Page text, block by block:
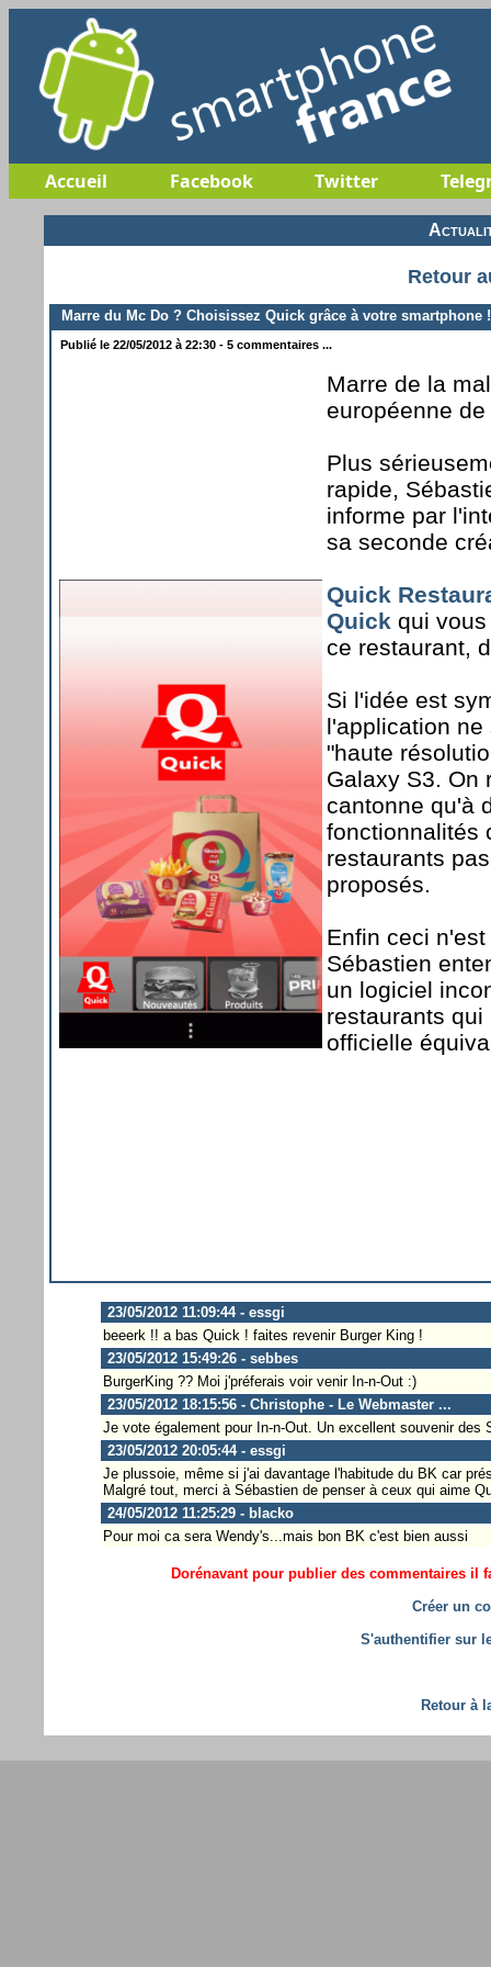
Accueil Facebook Twitter
Retour
Marre du Mc Do ? Choisissez Quick grâce à votre smartphone !
Publié le 22/05/2012 à 22:30 - 5 commentaires ...
Marre de la
européenne
Plus
rapide,
informe par
sa seconde
Quick
Quick qui
ce restaurant,
Si l'idée est
l'application
"haute
Galaxy S3. On
cantonne qu'à
fonctionnalités
restaurants
proposés.
Enfin ceci
Sébastien
un logiciel
restaurants
officielle
23/05/2012 11:09:44 - essgi
beeerk !! a bas Quick ! faites revenir Burger King !
23/05/2012 15:49:26 - sebbes
BurgerKing ?? Moi j'préferais voir venir In-n-Out :)
23/05/2012 18:15:56 - Christophe - Le Webmaster ...
Je vote également pour In-n-Out. Un excellent souvenir
23/05/2012 20:05:44 - essgi
Je plussoie, même si j'ai davantage l'habitude du BK car
Malgré tout, merci à Sébastien de penser à ceux qui aime
24/05/2012 11:25:29 - blacko
Pour moi ca sera Wendy's...mais bon BK c'est bien aussi
Dorénavant pour publier des commentaires il
Créer un
S'authentifier sur
Retour à